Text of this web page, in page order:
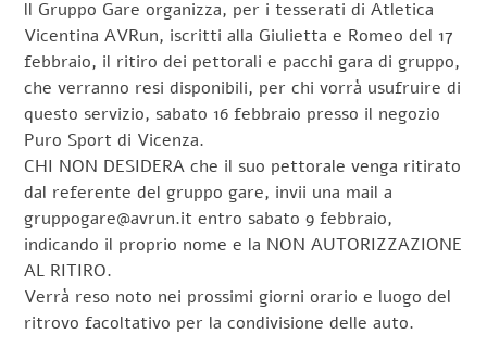
ll Gruppo Gare organizza, per i tesserati di Atletica
Vicentina AVRun, iscritti alla Giulietta e Romeo del 17
febbraio, il ritiro dei pettorali e pacchi gara di gruppo,
che verranno resi disponibili, per chi vorrà usufruire di
questo servizio, sabato 16 febbraio presso il negozio
Puro Sport di Vicenza.
CHI NON DESIDERA che il suo pettorale venga ritirato
dal referente del gruppo gare, invii una mail a
gruppogare@avrun.it entro sabato 9 febbraio,
indicando il proprio nome e la NON AUTORIZZAZIONE
AL RITIRO.
Verrà reso noto nei prossimi giorni orario e luogo del
ritrovo facoltativo per la condivisione delle auto.